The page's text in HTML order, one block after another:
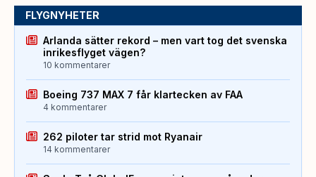
FLYGNYHETER
Arlanda sätter rekord – men vart tog det svenska
inrikesflyget vägen?
10 kommentarer
Boeing 737 MAX 7 får klartecken av FAA
4 kommentarer
262 piloter tar strid mot Ryanair
14 kommentarer